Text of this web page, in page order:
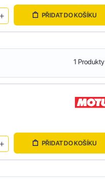
PŘIDAT DO KOŠÍKU
1 Produkty
PŘIDAT DO KOŠÍKU